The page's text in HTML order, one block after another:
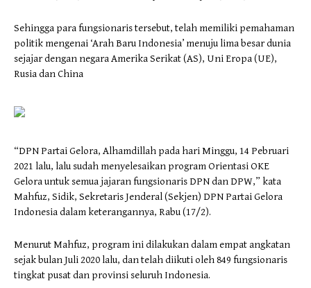
Sehingga para fungsionaris tersebut, telah memiliki pemahaman
politik mengenai ‘Arah Baru Indonesia’ menuju lima besar dunia
sejajar dengan negara Amerika Serikat (AS), Uni Eropa (UE),
Rusia dan China
“DPN Partai Gelora, Alhamdillah pada hari Minggu, 14 Pebruari
2021 lalu, lalu sudah menyelesaikan program Orientasi OKE
Gelora untuk semua jajaran fungsionaris DPN dan DPW,” kata
Mahfuz, Sidik, Sekretaris Jenderal (Sekjen) DPN Partai Gelora
Indonesia dalam keterangannya, Rabu (17/2).
Menurut Mahfuz, program ini dilakukan dalam empat angkatan
sejak bulan Juli 2020 lalu, dan telah diikuti oleh 849 fungsionaris
tingkat pusat dan provinsi seluruh Indonesia.